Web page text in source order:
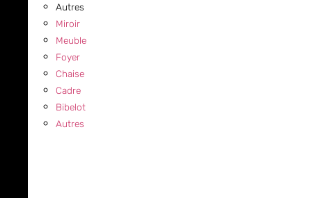
Autres
Miroir
Meuble
Foyer
Chaise
Cadre
Bibelot
Autres